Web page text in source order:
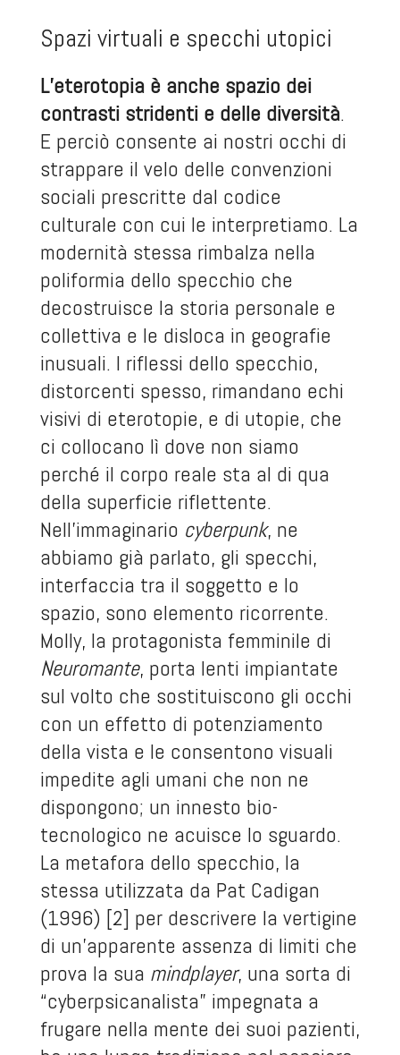
Spazi virtuali e specchi utopici
L’eterotopia è anche spazio dei
contrasti stridenti e delle diversità.
E perciò consente ai nostri occhi di
strappare il velo delle convenzioni
sociali prescritte dal codice
culturale con cui le interpretiamo. La
modernità stessa rimbalza nella
poliformia dello specchio che
decostruisce la storia personale e
collettiva e le disloca in geografie
inusuali. I riflessi dello specchio,
distorcenti spesso, rimandano echi
visivi di eterotopie, e di utopie, che
ci collocano lì dove non siamo
perché il corpo reale sta al di qua
della superficie riflettente.
Nell’immaginario cyberpunk, ne
abbiamo già parlato, gli specchi,
interfaccia tra il soggetto e lo
spazio, sono elemento ricorrente.
Molly, la protagonista femminile di
Neuromante, porta lenti impiantate
sul volto che sostituiscono gli occhi
con un effetto di potenziamento
della vista e le consentono visuali
impedite agli umani che non ne
dispongono; un innesto bio-
tecnologico ne acuisce lo sguardo.
La metafora dello specchio, la
stessa utilizzata da Pat Cadigan
(1996) [2] per descrivere la vertigine
di un’apparente assenza di limiti che
prova la sua mindplayer, una sorta di
“cyberpsicanalista” impegnata a
frugare nella mente dei suoi pazienti,